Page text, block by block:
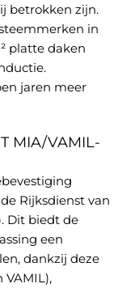
betrokken zijn.
in
platte daken
jaren meer
MIA/VAMIL-
Rijksdienst van
Dit biedt de
een
dankzij deze